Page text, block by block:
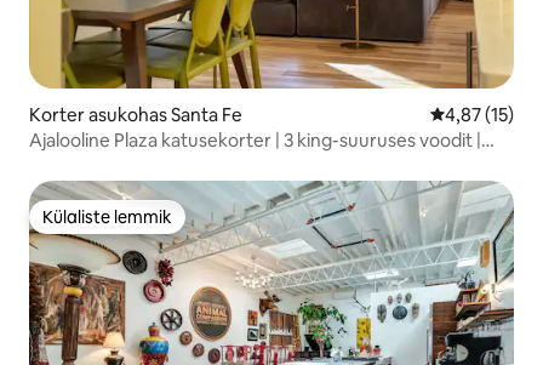
Korter asukohas Santa Fe Keskmine
4,87 (15)
Ajalooline Plaza katusekorter | 3 king-suuruses voodit |
Külaliste lemmik
Külaliste lemmik